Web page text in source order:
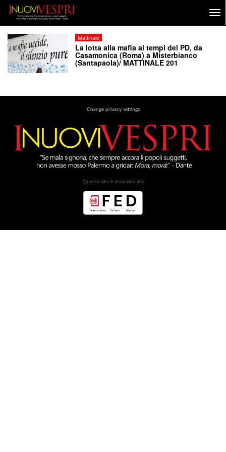
Mattinale
La lotta alla mafia ai tempi del PD, da
Casamonica (Roma) a Misterbianco
(Santapaola)/ MATTINALE 201
Change privacy settings
Questo sito è associato alla